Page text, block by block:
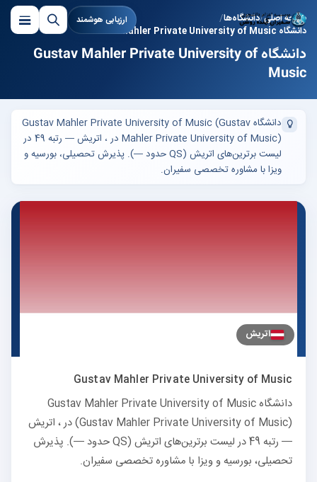
ارزیابی هوشمند صفحه اصلی دانشگاه‌ها
دانشگاه Gustav Mahler Private University of Music
دانشگاه Gustav Mahler Private University of
Music
دانشگاه Gustav Mahler Private University of Music (Gustav
Mahler Private University of Music) در ، اتریش — رتبه 49 در
لیست برترین‌های اتریش (QS حدود —). پذیرش تحصیلی، بورسیه و
ویزا با مشاوره تخصصی سفیران.
Gustav Mahler Private University of Music
دانشگاه Gustav Mahler Private University of Music
(Gustav Mahler Private University of Music) در ، اتریش
— رتبه 49 در لیست برترین‌های اتریش (QS حدود —). پذیرش
تحصیلی، بورسیه و ویزا با مشاوره تخصصی سفیران.
اتریش